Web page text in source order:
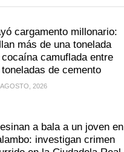
cargamento millonario:
más de una tonelada
cocaína camuflada entre
de cemento
2026
a bala a un joven en
investigan crimen